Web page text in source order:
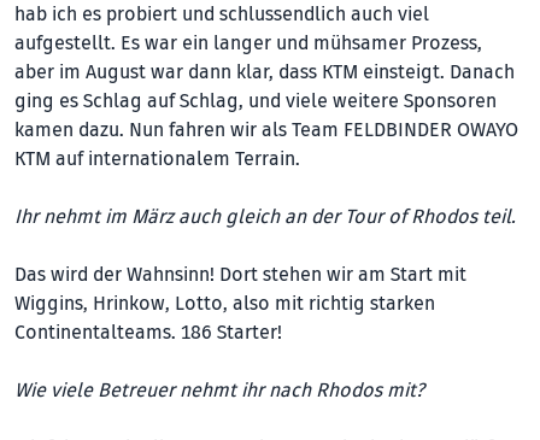
hab ich es probiert und schlussendlich auch viel
aufgestellt. Es war ein langer und mühsamer Prozess,
aber im August war dann klar, dass KTM einsteigt. Danach
ging es Schlag auf Schlag, und viele weitere Sponsoren
kamen dazu. Nun fahren wir als Team FELDBINDER OWAYO
KTM auf internationalem Terrain.
Ihr nehmt im März auch gleich an der Tour of Rhodos teil.
Das wird der Wahnsinn! Dort stehen wir am Start mit
Wiggins, Hrinkow, Lotto, also mit richtig starken
Continentalteams. 186 Starter!
Wie viele Betreuer nehmt ihr nach Rhodos mit?